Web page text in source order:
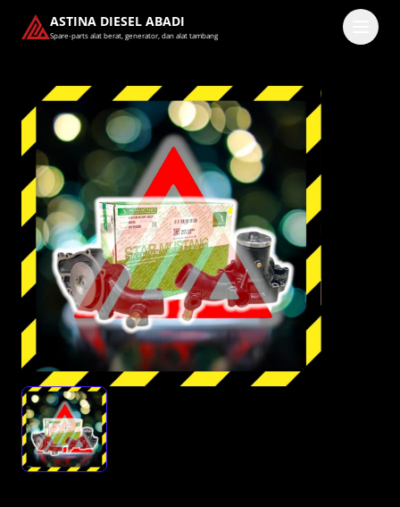
ASTINA DIESEL ABADI
Spare-parts alat berat, generator, dan alat tambang
Masuk
Pilih methode masuk
Lanjutkan dengan Google
Dengan melanjutkan, kamu telah membaca dan setuju
dengan Ketentuan LayanandanKebijakan Privasikami.